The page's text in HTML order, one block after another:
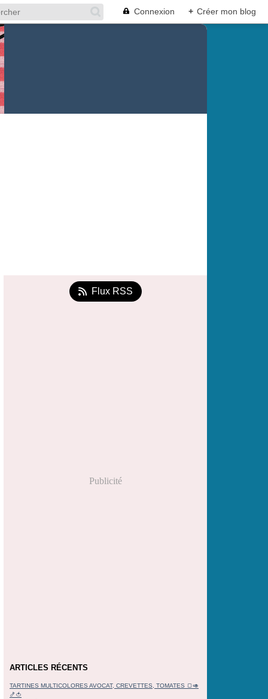
Connexion + Créer mon blog
Flux RSS
Publicité
ARTICLES RÉCENTS
TARTINES MULTICOLORES AVOCAT, CREVETTES, TOMATES 🍞🥑
🍤🍅